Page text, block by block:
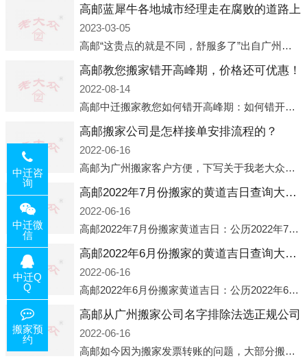
高邮蓝犀牛各地城市经理走在腐败的道路上
2023-03-05
高邮“这贵点的就是不同，舒服多了”出自广州运营邓经理的口中。2023年开年刚出来，三个司机（加盟蓝犀牛的个人队伍）便请广州经理去佛山娱乐场所大消费了一次，据知悉一晚消费达一万多，由三人平摊费用，燃鹅这样的
高邮教您搬家错开高峰期，价格还可优惠！
2022-08-14
高邮中迁搬家教您如何错开高峰期：如何错开高峰期搬家，中迁搬家做了一些电话数据统计和分析，发现市民中午2点左右访问网站的人是最多的，电话咨询是早上9点左右是最多的，预约搬家周六和周日是最多的，网上QQ微
高邮搬家公司是怎样接单安排流程的？
2022-06-16
高邮为广州搬家客户方便，下写关于我老大众搬家公司接单的流程，九条给搬家朋友参考，了解搬家公司工序，免去搬家时的没有准备好的工作，给您及时快速的搬好家。一．电话咨询：专人接待客户电话咨询，初步了解客户搬 家
高邮2022年7月份搬家的黄道吉日查询大全一览表哪天适合搬家好日子
2022-06-16
高邮2022年7月份搬家黄道吉日：公历2022年7月6日 农历六月初八 星期三 冲虎(甲寅)公历2022年7月12日 农历六月十四 星期二 冲猴(庚申)公历2022年7月13日 农历六月十五 星期三 冲鸡
高邮2022年6月份搬家的黄道吉日查询大全一览表哪天适合搬家好日子
2022-06-16
高邮2022年6月份搬家黄道吉日：公历2022年6月1日 农历五月初三 星期三 冲兔(己卯)公历2022年6月4日 农历五月初六 星期六 冲马(壬午)公历2022年6月8日 农历五月初十 星期三 冲狗(丙
高邮从广州搬家公司名字排除法选正规公司
2022-06-16
高邮如今因为搬家发票转账的问题，大部分搬家公司都已经注册了营业执照，早5年前基本上所谓的搬家公司都是无注册状态也就是无照营业，由于企业注册量大增所以各种企业信息展示平台如雨后春笋般遍地开花，如：天眼查，企
中迁咨
询
中迁微
信
中迁Q
Q
搬家预
约